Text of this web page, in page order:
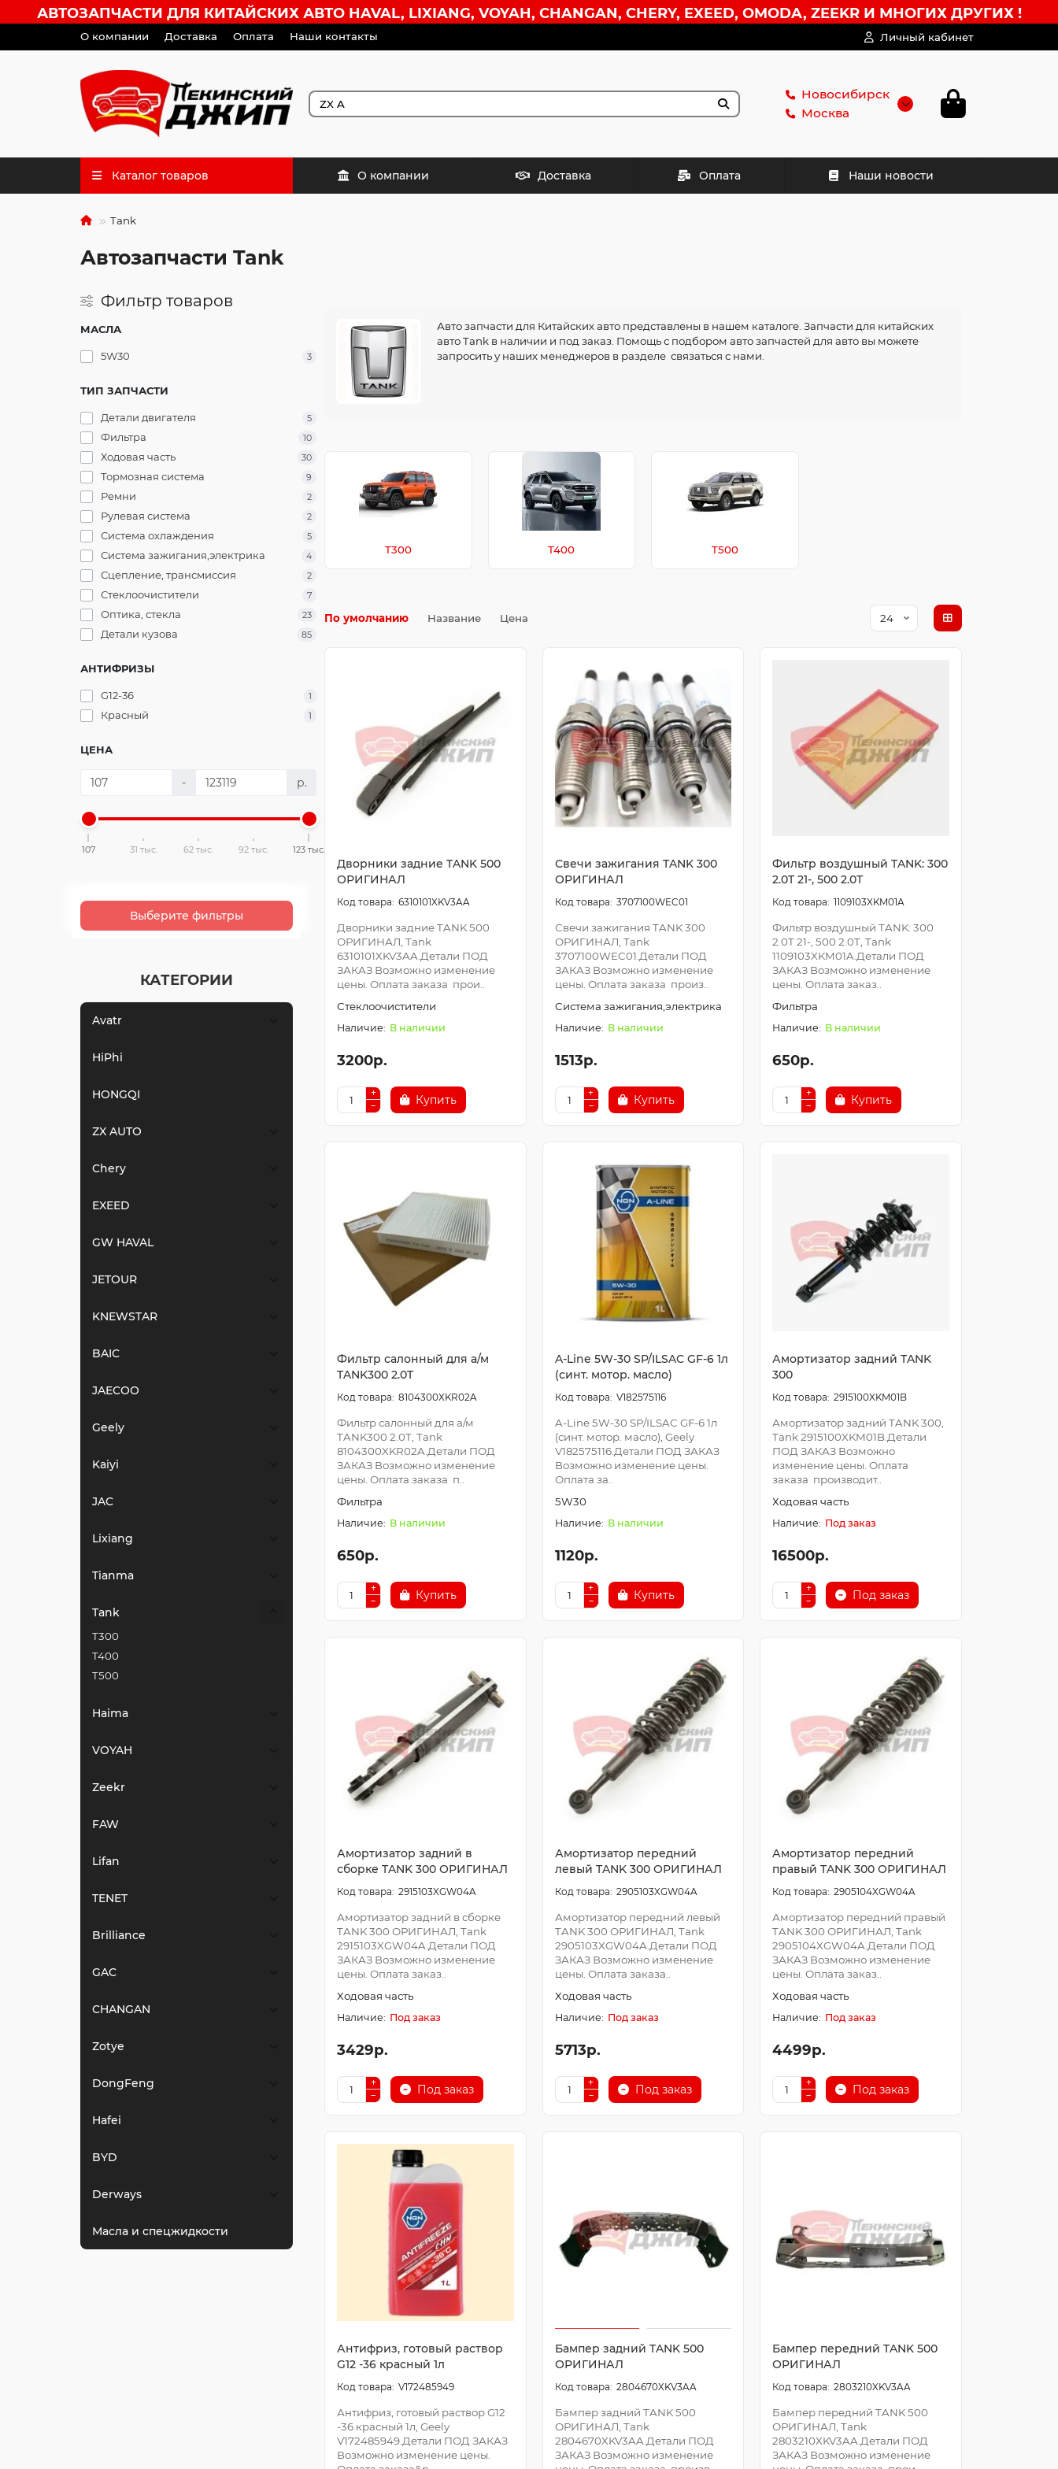
АВТОЗАПЧАСТИ ДЛЯ КИТАЙСКИХ АВТО HAVAL, LIXIANG, VOYAH, CHANGAN, CHERY, EXEED, OMODA, ZEEKR И МНОГИХ ДРУГИХ !
О компании Доставка Оплата Наши контакты Личный кабинет
Новосибирск
Москва
Каталог товаров О компании Доставка Оплата Наши новости
Tank
Автозапчасти Tank
Фильтр товаров
МАСЛА
5W30 3
ТИП ЗАПЧАСТИ
Детали двигателя 5
Фильтра 10
Ходовая часть 30
Тормозная система 9
Ремни 2
Рулевая система 2
Система охлаждения 5
Система зажигания,электрика 4
Сцепление, трансмиссия 2
Стеклоочистители 7
Оптика, стекла 23
Детали кузова 85
АНТИФРИЗЫ
G12-36 1
Красный 1
ЦЕНА
- р.
107 31 тыс. 62 тыс. 92 тыс. 123 тыс.
Выберите фильтры
КАТЕГОРИИ
Avatr
HiPhi
HONGQI
ZX AUTO
Chery
EXEED
GW HAVAL
JETOUR
KNEWSTAR
BAIC
JAECOO
Geely
Kaiyi
JAC
Lixiang
Tianma
Tank
T300
T400
T500
Haima
VOYAH
Zeekr
FAW
Lifan
TENET
Brilliance
GAC
CHANGAN
Zotye
DongFeng
Hafei
BYD
Derways
Масла и спецжидкости
Авто запчасти для Китайских авто представлены в нашем каталоге. Запчасти для китайских
авто Tank в наличии и под заказ. Помощь с подбором авто запчастей для авто вы можете
запросить у наших менеджеров в разделе связаться с нами.
T300 T400 T500
По умолчанию Название Цена
Дворники задние TANK 500
ОРИГИНАЛ
6310101XKV3AA
Дворники задние TANK 500
ОРИГИНАЛ, Tank
6310101XKV3AA.Детали ПОД
ЗАКАЗ Возможно изменение
цены. Оплата заказа прои..
Стеклоочистители
В наличии
3200р.
Купить
Свечи зажигания TANK 300
ОРИГИНАЛ
3707100WEC01
Свечи зажигания TANK 300
ОРИГИНАЛ, Tank
3707100WEC01.Детали ПОД
ЗАКАЗ Возможно изменение
цены. Оплата заказа произ..
Система зажигания,электрика
В наличии
1513р.
Купить
Фильтр воздушный TANK: 300
2.0T 21-, 500 2.0T
1109103XKM01A
Фильтр воздушный TANK: 300
2.0T 21-, 500 2.0T, Tank
1109103XKM01A.Детали ПОД
ЗАКАЗ Возможно изменение
цены. Оплата заказ..
Фильтра
В наличии
650р.
Купить
Фильтр салонный для а/м
TANK300 2.0T
8104300XKR02A
Фильтр салонный для а/м
TANK300 2.0T, Tank
8104300XKR02A.Детали ПОД
ЗАКАЗ Возможно изменение
цены. Оплата заказа п..
Фильтра
В наличии
650р.
Купить
A-Line 5W-30 SP/ILSAC GF-6 1л
(синт. мотор. масло)
V182575116
A-Line 5W-30 SP/ILSAC GF-6 1л
(синт. мотор. масло), Geely
V182575116.Детали ПОД ЗАКАЗ
Возможно изменение цены.
Оплата за..
5W30
В наличии
1120р.
Купить
Амортизатор задний TANK
300
2915100XKM01B
Амортизатор задний TANK 300,
Tank 2915100XKM01B.Детали
ПОД ЗАКАЗ Возможно
изменение цены. Оплата
заказа производит..
Ходовая часть
Под заказ
16500р.
Под заказ
Амортизатор задний в
сборке TANK 300 ОРИГИНАЛ
2915103XGW04A
Амортизатор задний в сборке
TANK 300 ОРИГИНАЛ, Tank
2915103XGW04A.Детали ПОД
ЗАКАЗ Возможно изменение
цены. Оплата заказ..
Ходовая часть
Под заказ
3429р.
Под заказ
Амортизатор передний
левый TANK 300 ОРИГИНАЛ
2905103XGW04A
Амортизатор передний левый
TANK 300 ОРИГИНАЛ, Tank
2905103XGW04A.Детали ПОД
ЗАКАЗ Возможно изменение
цены. Оплата заказа..
Ходовая часть
Под заказ
5713р.
Под заказ
Амортизатор передний
правый TANK 300 ОРИГИНАЛ
2905104XGW04A
Амортизатор передний правый
TANK 300 ОРИГИНАЛ, Tank
2905104XGW04A.Детали ПОД
ЗАКАЗ Возможно изменение
цены. Оплата заказ..
Ходовая часть
Под заказ
4499р.
Под заказ
Антифриз, готовый раствор
G12 -36 красный 1л
V172485949
Антифриз, готовый раствор G12
-36 красный 1л, Geely
V172485949.Детали ПОД ЗАКАЗ
Возможно изменение цены.
Бампер задний TANK 500
ОРИГИНАЛ
2804670XKV3AA
Бампер задний TANK 500
ОРИГИНАЛ, Tank
2804670XKV3AA.Детали ПОД
ЗАКАЗ Возможно изменение
Бампер передний TANK 500
ОРИГИНАЛ
2803210XKV3AA
Бампер передний TANK 500
ОРИГИНАЛ, Tank
2803210XKV3AA.Детали ПОД
ЗАКАЗ Возможно изменение